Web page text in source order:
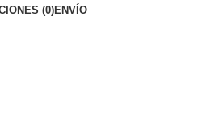
(0)ENVÍO